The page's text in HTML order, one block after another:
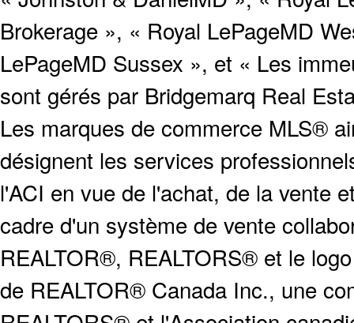
Brokerage », « Royal LePageMD
LePageMD Sussex », et « Les
sont gérés par Bridgemarq Real
Les marques de commerce MLS®
désignent les services
l'ACI en vue de l'achat, de la vente
cadre d'un système de vente
REALTOR®, REALTORS® et le
de REALTOR® Canada Inc., une